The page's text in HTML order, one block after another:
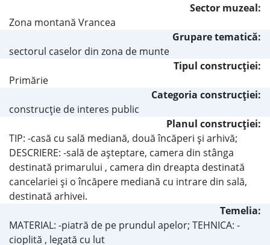
Sector muzeal:
Zona montană Vrancea
Grupare tematică:
sectorul caselor din zona de munte
Tipul construcţiei:
Primărie
Categoria construcţiei:
construcţie de interes public
Planul construcţiei:
TIP: -casă cu sală mediană, două încăperi şi arhivă;
DESCRIERE: -sală de aşteptare, camera din stânga
destinată primarului , camera din dreapta destinată
cancelariei şi o încăpere mediană cu intrare din sală,
destinată arhivei.
Temelia:
MATERIAL: -piatră de pe prundul apelor; TEHNICA: -
cioplită , legată cu lut